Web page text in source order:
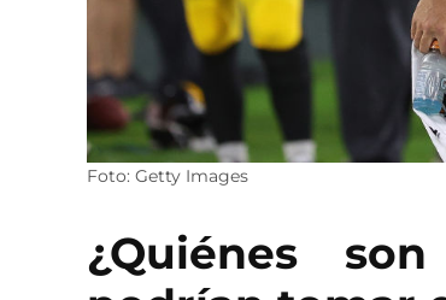
Foto: Getty Images
¿Quiénes